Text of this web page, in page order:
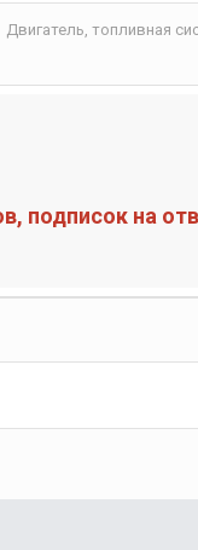
Двигатель, топливная
подписок на